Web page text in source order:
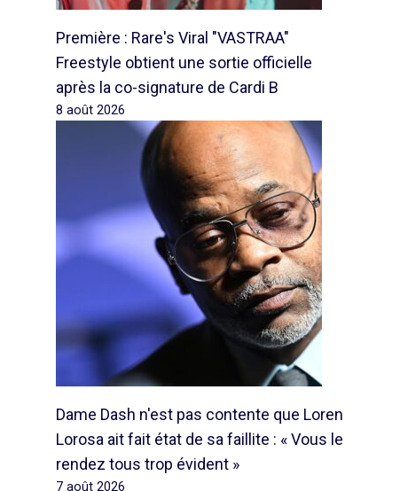
Première : Rare's Viral "VASTRAA"
Freestyle obtient une sortie officielle
après la co-signature de Cardi B
8 août 2026
Dame Dash n'est pas contente que Loren
Lorosa ait fait état de sa faillite : « Vous le
rendez tous trop évident »
7 août 2026